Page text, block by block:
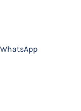
WhatsApp